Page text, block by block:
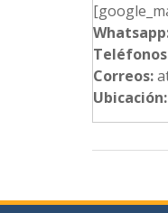
Correos:
Ubicación: